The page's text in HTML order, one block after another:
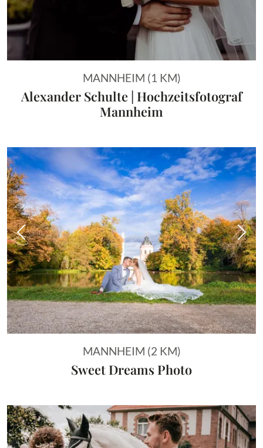
MANNHEIM (1 KM)
Alexander Schulte | Hochzeitsfotograf
Mannheim
Vorheriges Bild
MANNHEIM (2 KM)
Sweet Dreams Photo